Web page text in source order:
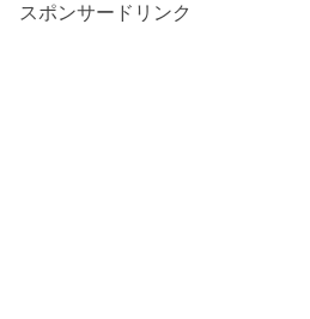
スポンサードリンク